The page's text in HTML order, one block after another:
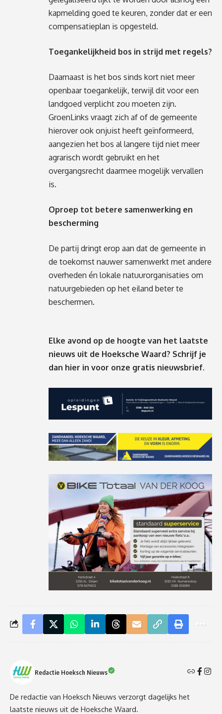
kapmelding goed te keuren, zonder dat er een
compensatieplan is opgesteld.
Toegankelijkheid bos in strijd met regels?
Daarnaast is het bos sinds kort niet meer
openbaar toegankelijk, terwijl dit voor een
landgoed verplicht zou moeten zijn.
GroenLinks vraagt zich af of de gemeente
hierover ook onjuist heeft geïnformeerd,
aangezien het bos al langere tijd niet meer
agrarisch wordt gebruikt en het
overgangsrecht daarmee mogelijk vervallen
is.
Oproep tot betere samenwerking en
bescherming
De partij dringt erop aan dat de gemeente in
de toekomst nauwer samenwerkt met andere
overheden én lokale natuurorganisaties om
natuurgebieden op het eiland beter te
beschermen.
Elke avond op de hoogte van het laatste
nieuws uit de Hoeksche Waard? Schrijf je
dan hier in voor onze gratis nieuwsbrief.
Redactie Hoeksch Nieuws
De redactie van Hoeksch Nieuws verzorgt dagelijks het
laatste nieuws uit de Hoeksche Waard.